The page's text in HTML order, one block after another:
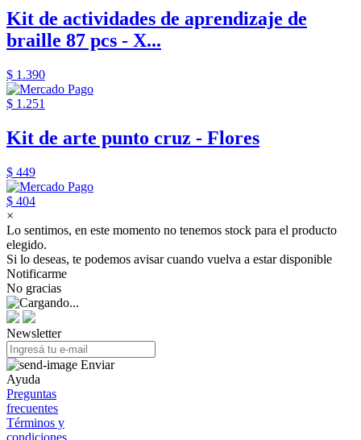
Kit de actividades de aprendizaje de
braille 87 pcs - X...
$ 1.390
$ 1.251
Kit de arte punto cruz - Flores
$ 449
$ 404
×
Lo sentimos, en este momento no tenemos stock para el producto
elegido.
Si lo deseas, te podemos avisar cuando vuelva a estar disponible
Notificarme
No gracias
Newsletter
Enviar
Ayuda
Preguntas
frecuentes
Términos y
condiciones